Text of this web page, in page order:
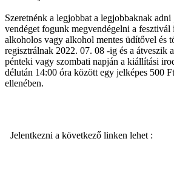
Szeretnénk a legjobbat a legjobbaknak
vendéget fogunk megvendégelni a fesztivál
alkoholos vagy alkohol mentes üdítővel és
regisztrálnak 2022. 07. 08 -ig és a átveszik
pénteki vagy szombati napján a kiállítási
délután 14:00 óra között egy jelképes 500
ellenében.
Jelentkezni a következő